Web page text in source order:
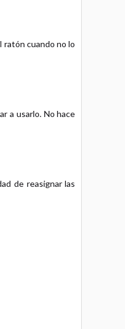
ratón cuando no lo
a usarlo. No hace
de reasignar las